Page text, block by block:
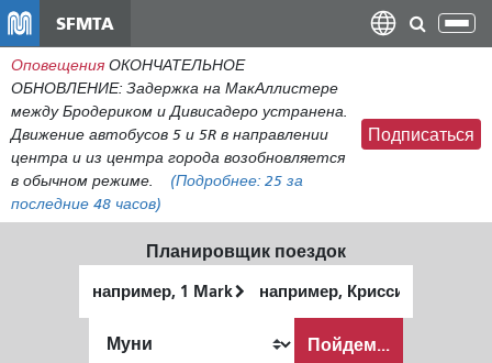
содержанию
SFMTA
Оповещения ОКОНЧАТЕЛЬНОЕ
ОБНОВЛЕНИЕ: Задержка на МакАллистере
между Бродериком и Дивисадеро устранена.
Движение автобусов 5 и 5R в направлении
центра и из центра города возобновляется
в обычном режиме.
(Подробнее: 25 за
последние 48 часов)
Подписаться
Планировщик поездок
местоположение
окончания
Пойдем...